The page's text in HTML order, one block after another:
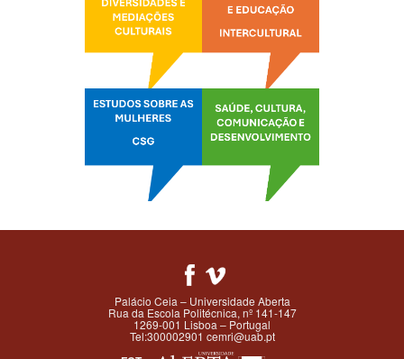
Palácio Ceia – Universidade Aberta
Rua da Escola Politécnica, nº 141-147
1269-001 Lisboa – Portugal
Tel:300002901 cemri@uab.pt